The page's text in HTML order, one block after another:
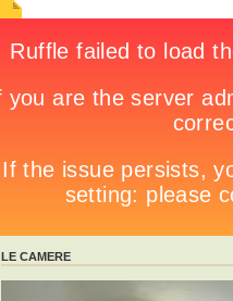
LE CAMERE